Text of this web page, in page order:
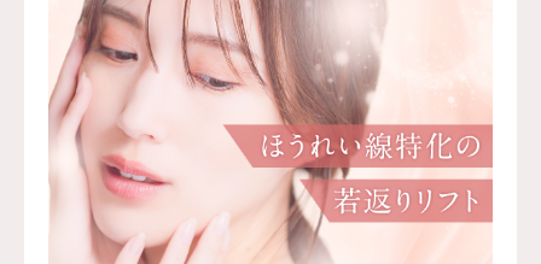
る場合がありますが、2～3日程で徐々に落ち着きます。
費用：ジュベルック184,800円(税込)
McCoom(マックーム) 164,800円(税込)
PRP(血小板療法)※銀座院・横浜院限定 131,800円(税
込)〜164,800円(税込)
フィロルガ135HA 98,800円(税込)〜119,800円(税込)
Aファクター 98,800円(税込)〜119,800円(税込)
オプション：表面麻酔 3,300円(税込)
監修医：A CLINIC 統括院長 医師 山田 哲雄